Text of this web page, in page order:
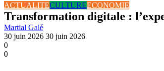
ACTUALITECULTUREECONOMIE
Transformation digitale :
Martial Galé
30 juin 2026 30 juin 2026
0
0